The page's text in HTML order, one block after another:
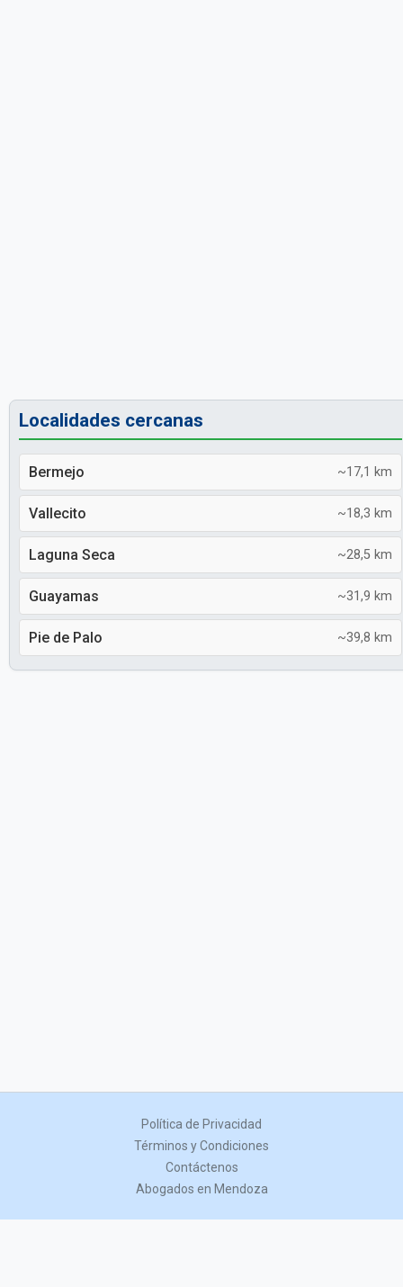
Localidades cercanas
Bermejo ~17,1 km
Vallecito ~18,3 km
Laguna Seca ~28,5 km
Guayamas ~31,9 km
Pie de Palo ~39,8 km
Política de Privacidad
Términos y Condiciones
Contáctenos
Abogados en Mendoza